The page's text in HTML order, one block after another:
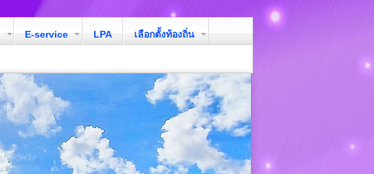
E-service LPA เลือกตั้งท้องถิ่น